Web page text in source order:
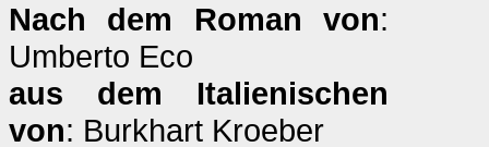
Nach dem Roman von:
Umberto Eco
aus dem Italienischen
von: Burkhart Kroeber